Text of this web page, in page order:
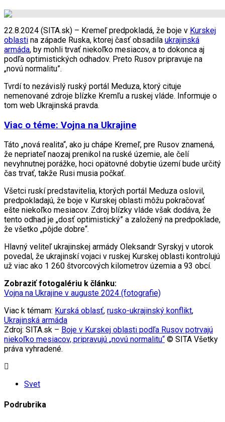
22.8.2024 (SITA.sk) – Kremeľ predpokladá, že boje v Kurskej
oblasti na západe Ruska, ktorej časť obsadila ukrajinská
armáda, by mohli trvať niekoľko mesiacov, a to dokonca aj
podľa optimistických odhadov. Preto Rusov pripravuje na
„novú normalitu”.
Tvrdí to nezávislý ruský portál Meduza, ktorý cituje
nemenované zdroje blízke Kremľu a ruskej vláde. Informuje o
tom web Ukrajinská pravda.
Viac o téme: Vojna na Ukrajine
Táto „nová realita“, ako ju chápe Kremeľ, pre Rusov znamená,
že nepriateľ naozaj prenikol na ruské územie, ale čelí
nevyhnutnej porážke, hoci opätovné dobytie území bude určitý
čas trvať, takže Rusi musia počkať.
Všetci ruskí predstavitelia, ktorých portál Meduza oslovil,
predpokladajú, že boje v Kurskej oblasti môžu pokračovať
ešte niekoľko mesiacov. Zdroj blízky vláde však dodáva, že
tento odhad je „dosť optimistický” a založený na predpoklade,
že všetko „pôjde dobre“.
Hlavný veliteľ ukrajinskej armády Oleksandr Syrskyj v utorok
povedal, že ukrajinskí vojaci v ruskej Kurskej oblasti kontrolujú
už viac ako 1 260 štvorcových kilometrov územia a 93 obcí.
Zobraziť fotogalériu k článku:
Vojna na Ukrajine v auguste 2024 (fotografie)
Viac k témam: Kurská oblasť, rusko-ukrajinský konflikt,
Ukrajinská armáda
Zdroj: SITA.sk – Boje v Kurskej oblasti podľa Rusov potrvajú
niekoľko mesiacov, pripravujú „novú normalitu“ © SITA Všetky
práva vyhradené.
Svet
Podrubrika